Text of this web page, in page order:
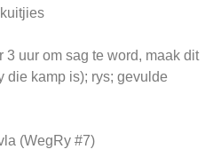
uur om sag te word, maak dit
die kamp is); rys; gevulde
(WegRy #7)